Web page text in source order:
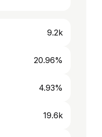
9.2k
20.96%
4.93%
19.6k